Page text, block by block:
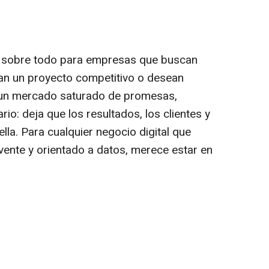
todo para empresas que buscan
un proyecto competitivo o desean
mercado saturado de promesas,
deja que los resultados, los clientes y
Para cualquier negocio digital que
y orientado a datos, merece estar en